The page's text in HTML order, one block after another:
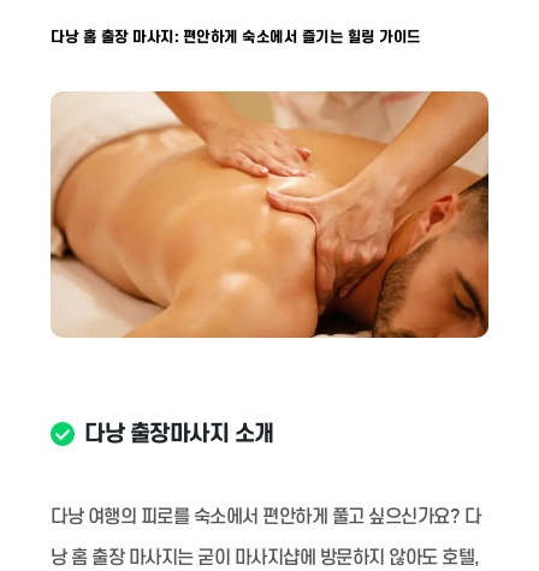
다낭 홈 출장 마사지: 편안하게 숙소에서 즐기는 힐링 가이드
다낭 출장마사지 소개
다낭 여행의 피로를 숙소에서 편안하게 풀고 싶으신가요? 다
낭 홈 출장 마사지는 굳이 마사지샵에 방문하지 않아도 호텔,